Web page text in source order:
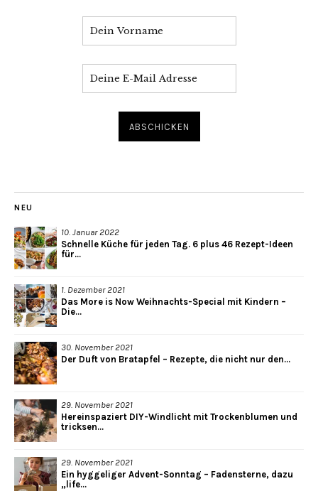
NEU
10. Januar 2022
Schnelle Küche für jeden Tag. 6 plus 46 Rezept-Ideen
für...
1. Dezember 2021
Das More is Now Weihnachts-Special mit Kindern –
Die...
30. November 2021
Der Duft von Bratapfel – Rezepte, die nicht nur den...
29. November 2021
Hereinspaziert DIY-Windlicht mit Trockenblumen und
tricksen...
29. November 2021
Ein hyggeliger Advent-Sonntag – Fadensterne, dazu
„life...